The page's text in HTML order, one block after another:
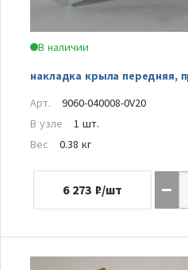
В наличии
накладка крыла передняя,
Арт.
9060-040008-0V20
В узле
1 шт.
Вес
0.38 кг
6 273 ₽/шт